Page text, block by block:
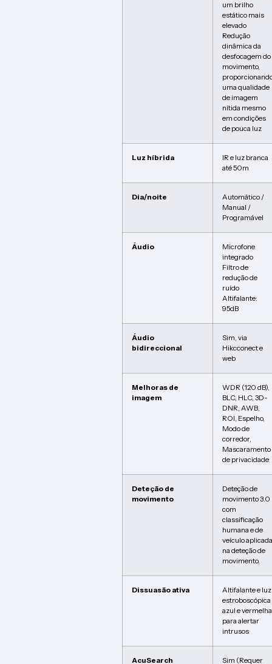
um brilho
estático mais
elevado
Redução
dinâmica da
desfocagem do
movimento,
uma qualidade
de imagem
nítida mesmo
em condições
de pouca luz
Luz híbrida
IR e luz branca
até 50m
Dia/noite
Automático /
Manual /
Programável
Áudio
Microfone
integrado
Filtro de
redução de
ruído
Altifalante:
95dB
Áudio
bidireccional
Sim, via
Hikcconect e
web
Melhoras de
imagem
WDR (120 dB),
BLC, HLC, 3D-
DNR, AWB,
ROI, Espelho,
Modo de
corredor,
Mascaramento
de privacidade
Deteção de
movimento
Deteção de
movimento 3.0
com
classificação
humana e de
veículo aplicada
na deteção de
movimento.
Dissuasão ativa
Altifalante e luz
estroboscópica
azul e vermelha
para alertar
intrusos
AcuSearch Sim (Requer